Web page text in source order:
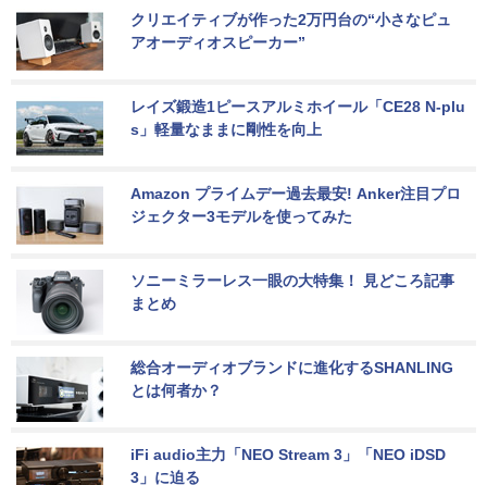
クリエイティブが作った2万円台の“小さなピュ
アオーディオスピーカー”
レイズ鍛造1ピースアルミホイール「CE28 N-plu
s」軽量なままに剛性を向上
Amazon プライムデー過去最安! Anker注目プロ
ジェクター3モデルを使ってみた
ソニーミラーレス一眼の大特集！ 見どころ記事
まとめ
総合オーディオブランドに進化するSHANLING
とは何者か？
iFi audio主力「NEO Stream 3」「NEO iDSD
3」に迫る